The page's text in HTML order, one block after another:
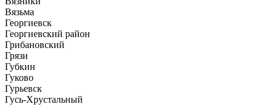
Вязьма
Георгиевск
Георгиевский район
Грибановский
Грязи
Губкин
Гуково
Гурьевск
Гусь-Хрустальный